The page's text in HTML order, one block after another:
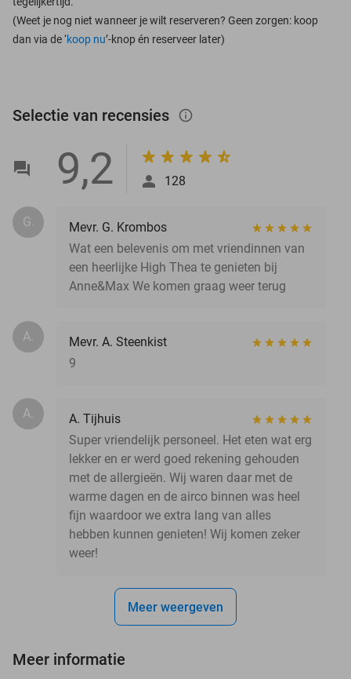
(Weet je nog niet wanneer je wilt reserveren? Geen zorgen: koop
dan via de ‘koop nu’-knop én reserveer later)
Selectie van recensies info_outlined
9,2 128
G.
Mevr. G. Krombos
Wat een belevenis om met vriendinnen van
een heerlijke High Thea te genieten bij
Anne&Max We komen graag weer terug
A.
Mevr. A. Steenkist
9
A.
A. Tijhuis
Super vriendelijk personeel. Het eten wat erg
lekker en er werd goed rekening gehouden
met de allergieën. Wij waren daar met de
warme dagen en de airco binnen was heel
fijn waardoor we extra lang van alles
hebben kunnen genieten! Wij komen zeker
weer!
Meer weergeven
Meer informatie